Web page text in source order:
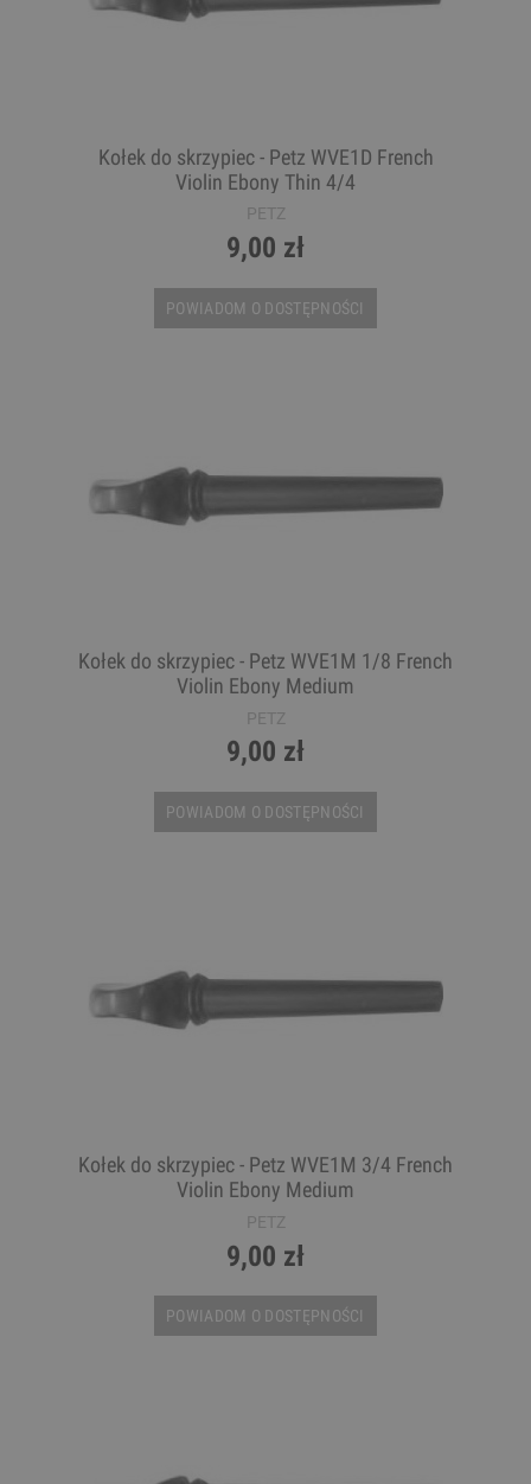
Kołek do skrzypiec - Petz WVE1D French
Violin Ebony Thin 4/4
PETZ
9,00 zł
POWIADOM O DOSTĘPNOŚCI
Kołek do skrzypiec - Petz WVE1M 1/8 French
Violin Ebony Medium
PETZ
9,00 zł
POWIADOM O DOSTĘPNOŚCI
Kołek do skrzypiec - Petz WVE1M 3/4 French
Violin Ebony Medium
PETZ
9,00 zł
POWIADOM O DOSTĘPNOŚCI